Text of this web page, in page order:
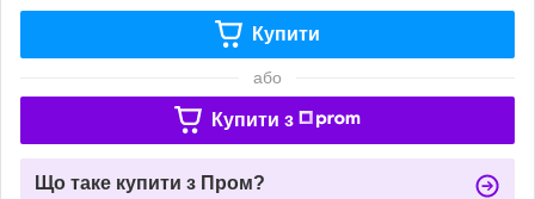
Купити
або
Купити з
Що таке купити з Пром?